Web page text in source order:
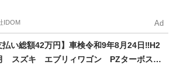
IDOM Ad
払い総額42万円】車検令和9年8月24日‼️H2
スズキ エブリィワゴン PZターボスペ